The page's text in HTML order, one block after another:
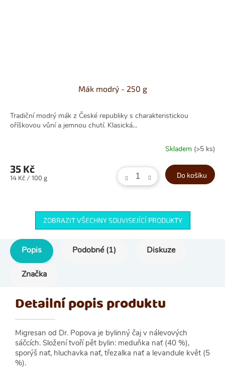
Mák modrý - 250 g
Tradiční modrý mák z České republiky s charakteristickou
oříškovou vůní a jemnou chutí. Klasická...
Skladem (>5 ks)
35 Kč
Měrná
14 Kč / 100 g Do košíku
ZOBRAZIT VŠECHNY SOUVISEJÍCÍ PRODUKTY
Popis Podobné (1) Diskuze
Značka
Detailní popis produktu
Migresan od Dr. Popova je bylinný čaj v nálevových
sáčcích. Složení tvoří pět bylin: meduňka nať (40 %),
sporýš nať, hluchavka nať, třezalka nať a levandule květ (5
%).